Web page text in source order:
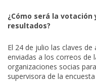
¿Cómo será la
resultados?
El 24 de julio las claves
enviadas a los correos de
organizaciones socias
supervisora de la